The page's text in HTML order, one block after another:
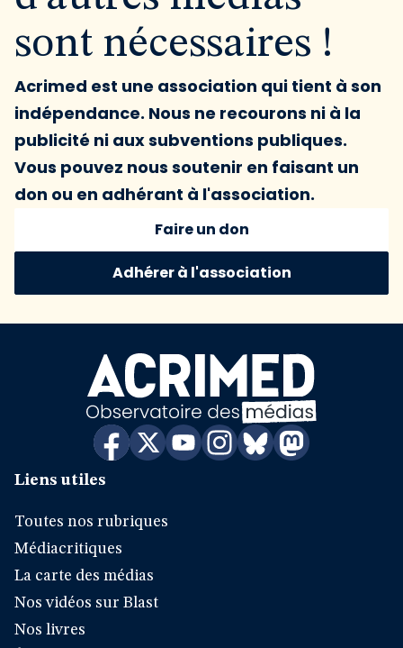
sont nécessaires !
Acrimed est une association qui tient à son
indépendance. Nous ne recourons ni à la
publicité ni aux subventions publiques.
Vous pouvez nous soutenir en faisant un
don ou en adhérant à l'association.
Faire un don
Adhérer à l'association
Liens utiles
Toutes nos rubriques
Médiacritiques
La carte des médias
Nos vidéos sur Blast
Nos livres